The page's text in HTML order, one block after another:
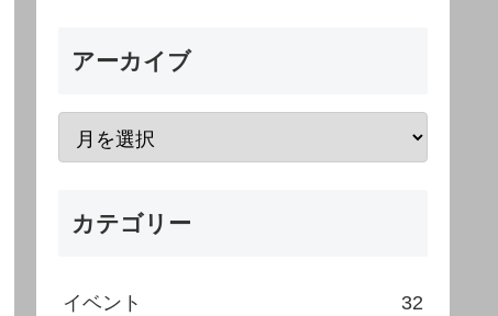
アーカイブ
カテゴリー
イベント 32